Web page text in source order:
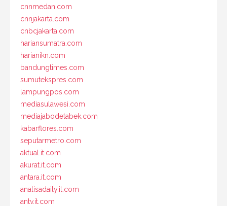
cnnmedan.com
cnnjakarta.com
cnbcjakarta.com
hariansumatra.com
harianikn.com
bandungtimes.com
sumutekspres.com
lampungpos.com
mediasulawesi.com
mediajabodetabek.com
kabarflores.com
seputarmetro.com
aktual.it.com
akurat.it.com
antara.it.com
analisadaily.it.com
antv.it.com